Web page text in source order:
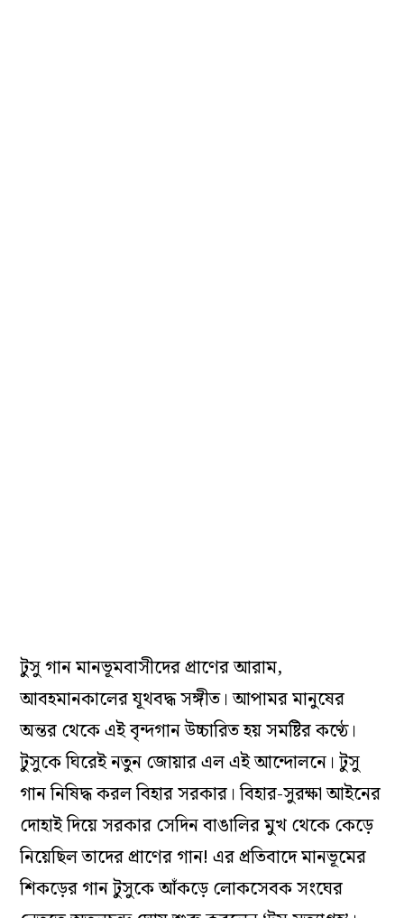
টুসু গান মানভূমবাসীদের প্রাণের আরাম,
আবহমানকালের যূথবদ্ধ সঙ্গীত। আপামর মানুষের
অন্তর থেকে এই বৃন্দগান উচ্চারিত হয় সমষ্টির কণ্ঠে।
টুসুকে ঘিরেই নতুন জোয়ার এল এই আন্দোলনে। টুসু
গান নিষিদ্ধ করল বিহার সরকার। বিহার-সুরক্ষা আইনের
দোহাই দিয়ে সরকার সেদিন বাঙালির মুখ থেকে কেড়ে
নিয়েছিল তাদের প্রাণের গান! এর প্রতিবাদে মানভূমের
শিকড়ের গান টুসুকে আঁকড়ে লোকসেবক সংঘের